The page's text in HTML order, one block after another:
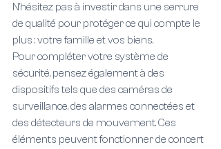
N'hésitez pas à investir dans une serrure
de qualité pour protéger ce qui compte le
plus : votre famille et vos biens.
Pour compléter votre système de
sécurité, pensez également à des
dispositifs tels que des caméras de
surveillance, des alarmes connectées et
des détecteurs de mouvement. Ces
éléments peuvent fonctionner de concert